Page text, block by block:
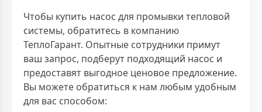
Чтобы купить насос для промывки тепловой
системы, обратитесь в компанию
ТеплоГарант. Опытные сотрудники примут
ваш запрос, подберут подходящий насос и
предоставят выгодное ценовое предложение.
Вы можете обратиться к нам любым удобным
для вас способом: